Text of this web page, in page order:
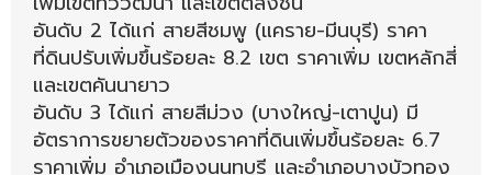
อันดับ 2 ได้แก่ สายสีชมพู (แคราย-มีนบุรี) ราคา
ที่ดินปรับเพิ่มขึ้นร้อยละ 8.2 เขต ราคาเพิ่ม เขตหลักสี่
และเขตคันนายาว
อันดับ 3 ได้แก่ สายสีม่วง (บางใหญ่-เตาปูน) มี
อัตราการขยายตัวของราคาที่ดินเพิ่มขึ้นร้อยละ 6.7
ราคาเพิ่ม อำเภอเมืองนนทบุรี และอำเภอบางบัวทอง